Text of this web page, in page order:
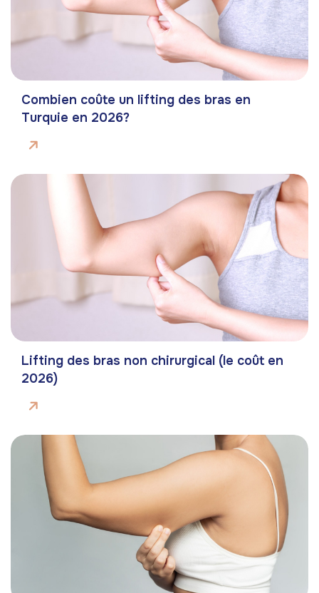
Combien coûte un lifting des bras en
Turquie en 2026?
Lifting des bras non chirurgical (le coût en
2026)